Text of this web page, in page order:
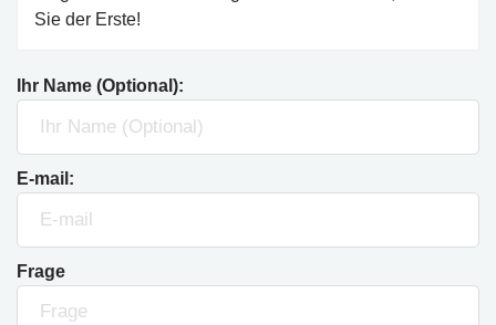
Sie der Erste!
Ihr Name (Optional):
E-mail:
Frage